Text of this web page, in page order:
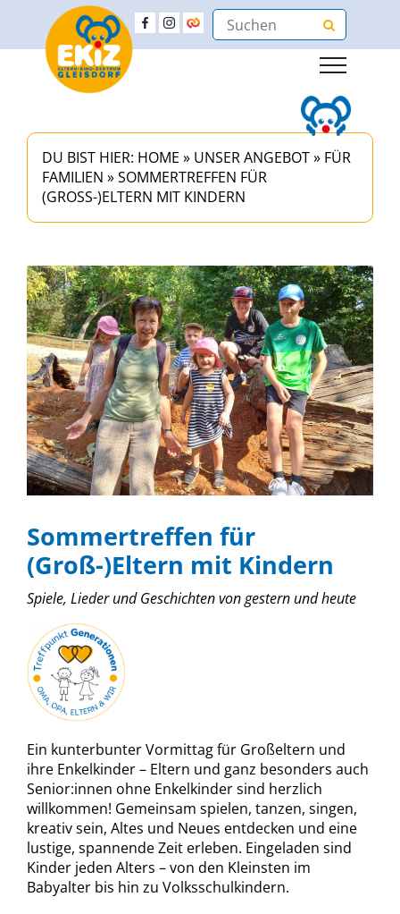
DU BIST HIER: HOME » UNSER ANGEBOT» FÜR
FAMILIEN »SOMMERTREFFEN FÜR
(GROSS-)ELTERN MIT KINDERN
Sommertreffen für
(Groß-)Eltern mit Kindern
Spiele, Lieder und Geschichten von gestern und heute
Ein kunterbunter Vormittag für Großeltern und
ihre Enkelkinder – Eltern und ganz besonders auch
Senior:innen ohne Enkelkinder sind herzlich
willkommen! Gemeinsam spielen, tanzen, singen,
kreativ sein, Altes und Neues entdecken und eine
lustige, spannende Zeit erleben. Eingeladen sind
Kinder jeden Alters – von den Kleinsten im
Babyalter bis hin zu Volksschulkindern.